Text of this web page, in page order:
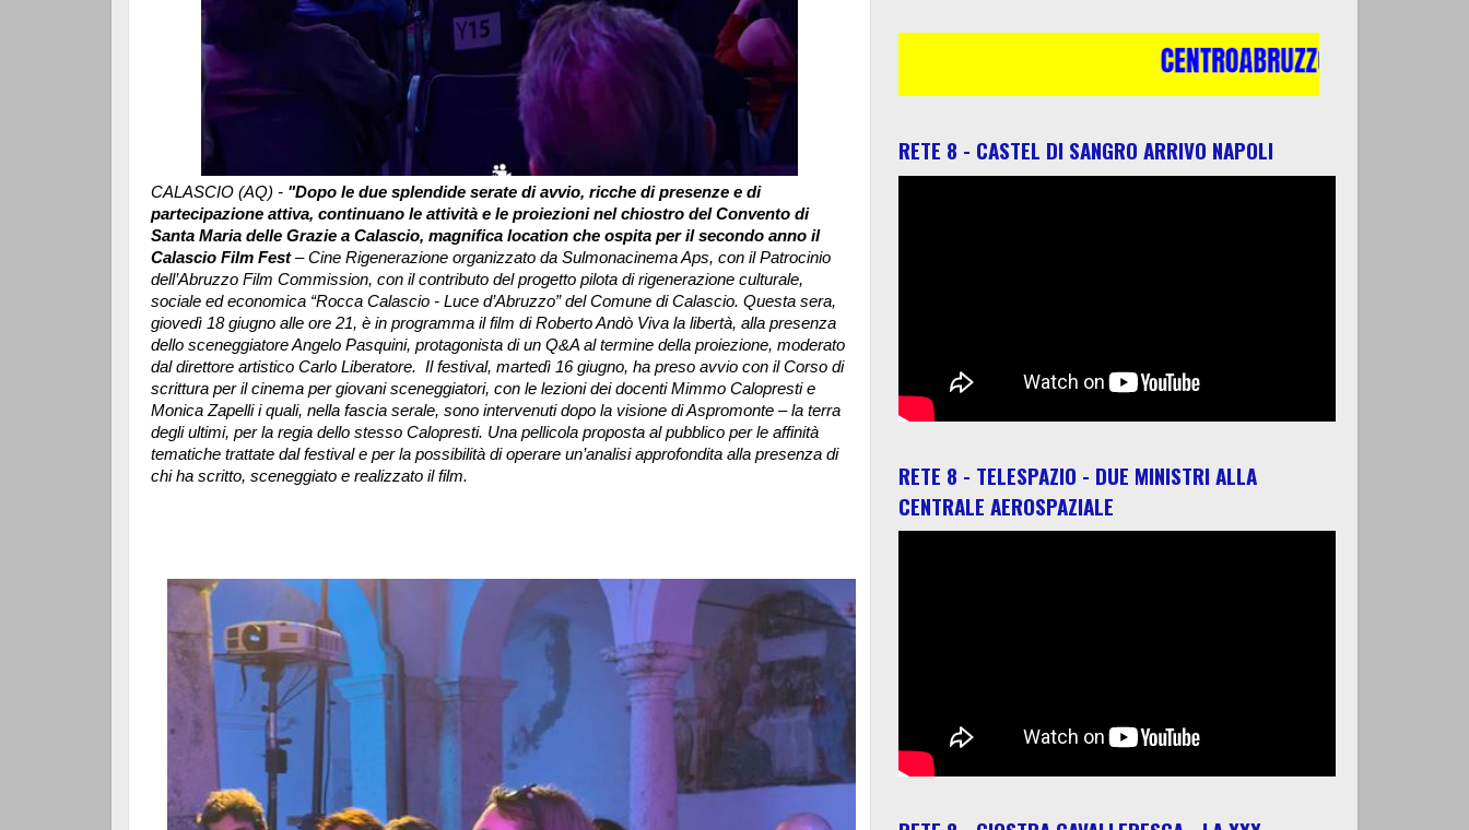
CALASCIO (AQ) - "Dopo le due splendide serate di avvio, ricche di presenze e di
partecipazione attiva, continuano le attività e le proiezioni nel chiostro del Convento di
Santa Maria delle Grazie a Calascio, magnifica location che ospita per il secondo anno il
Calascio Film Fest– Cine Rigenerazione organizzato da Sulmonacinema Aps, con il Patrocinio
dell’Abruzzo Film Commission, con il contributo del progetto pilota di rigenerazione culturale,
sociale ed economica “Rocca Calascio - Luce d’Abruzzo” del Comune di Calascio. Questa sera,
giovedì 18 giugno alle ore 21, è in programma il film di Roberto Andò Viva la libertà, alla presenza
dello sceneggiatore Angelo Pasquini, protagonista di un Q&A al termine della proiezione, moderato
dal direttore artistico Carlo Liberatore. Il festival, martedì 16 giugno, ha preso avvio con il Corso di
scrittura per il cinema per giovani sceneggiatori, con le lezioni dei docenti Mimmo Calopresti e
Monica Zapelli i quali, nella fascia serale, sono intervenuti dopo la visione di Aspromonte – la terra
degli ultimi, per la regia dello stesso Calopresti. Una pellicola proposta al pubblico per le affinità
tematiche trattate dal festival e per la possibilità di operare un’analisi approfondita alla presenza di
chi ha scritto, sceneggiato e realizzato il film.
RETE 8 - CASTEL DI SANGRO ARRIVO NAPOLI
RETE 8 - TELESPAZIO - DUE MINISTRI ALLA
CENTRALE AEROSPAZIALE